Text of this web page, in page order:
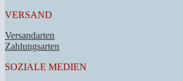
VERSAND
Versandarten
Zahlungsarten
SOZIALE MEDIEN